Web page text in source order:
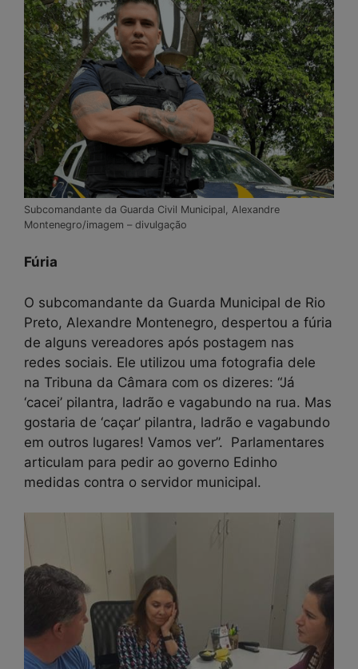
Subcomandante da Guarda Civil Municipal, Alexandre
Montenegro/imagem – divulgação
Fúria
O subcomandante da Guarda Municipal de Rio
Preto, Alexandre Montenegro, despertou a fúria
de alguns vereadores após postagem nas
redes sociais. Ele utilizou uma fotografia dele
na Tribuna da Câmara com os dizeres: “Já
‘cacei’ pilantra, ladrão e vagabundo na rua. Mas
gostaria de ‘caçar’ pilantra, ladrão e vagabundo
em outros lugares! Vamos ver”. Parlamentares
articulam para pedir ao governo Edinho
medidas contra o servidor municipal.